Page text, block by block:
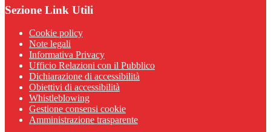
Sezione Link Utili
Cookie policy
Note legali
Informativa Privacy
Ufficio Relazioni con il Pubblico
Dichiarazione di accessibilità
Obiettivi di accessibilità
Whistleblowing
Gestione consensi cookie
Amministrazione trasparente